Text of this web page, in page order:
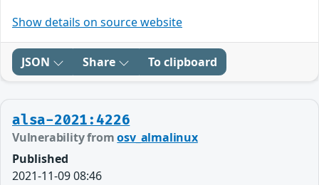
Show details on source website
JSON Share To clipboard
alsa-2021:4226
Vulnerability fromosv_almalinux
Published
2021-11-09 08:46